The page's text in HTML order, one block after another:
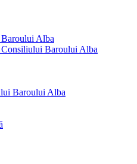
Alba
Baroului Alba
Baroului Alba